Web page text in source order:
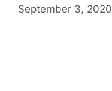
September 3, 2020